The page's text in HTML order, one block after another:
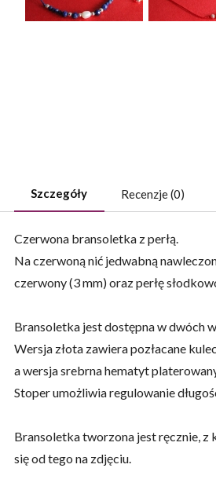
Szczegóły Recenzje (0)
Czerwona bransoletka z perłą.
Na czerwoną nić jedwabną
czerwony (3 mm) oraz perłę
Bransoletka jest dostępna w dwóch
Wersja złota zawiera pozłacane
a wersja srebrna hematyt
Stoper umożliwia regulowanie
Bransoletka tworzona jest ręcznie, z
się od tego na zdjęciu.